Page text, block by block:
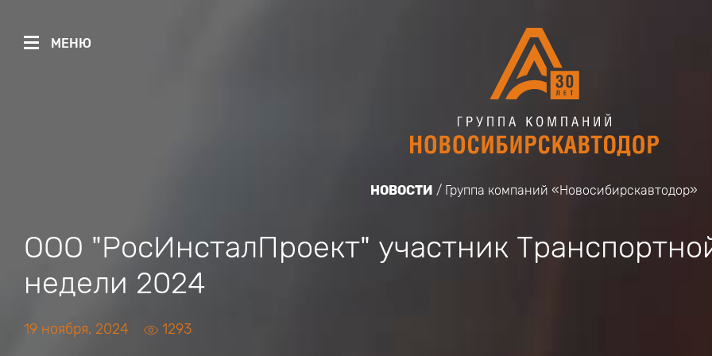
МЕНЮ
НОВОСТИ Группа компаний «Новосибирскавтодор»
ООО "РосИнсталПроект" участник
недели 2024
19 ноября, 2024 1293